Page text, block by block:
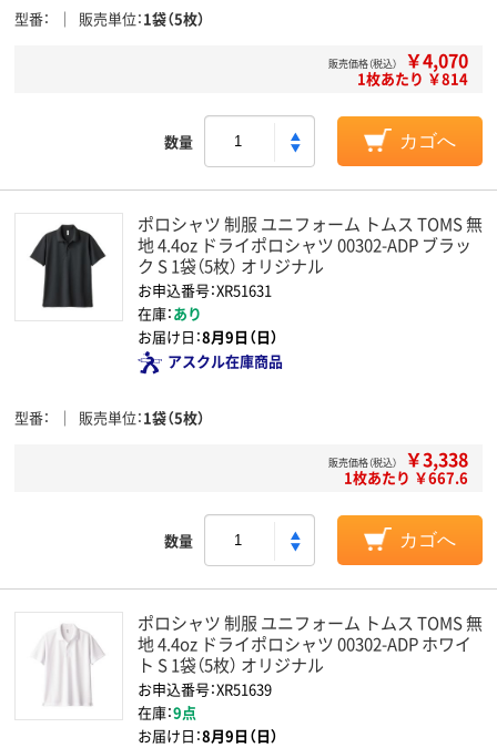
型番 販売単位 1袋（5枚）
販売価格（税込） ￥4,070
1枚あたり ￥814
数量 カゴへ
ポロシャツ 制服 ユニフォーム トムス TOMS 無
地 4.4oz ドライポロシャツ 00302-ADP ブラッ
ク S 1袋（5枚） オリジナル
お申込番号：XR51631
在庫：あり
お届け日：8月9日（日）
アスクル在庫商品
型番 販売単位 1袋（5枚）
販売価格（税込） ￥3,338
1枚あたり ￥667.6
数量 カゴへ
ポロシャツ 制服 ユニフォーム トムス TOMS 無
地 4.4oz ドライポロシャツ 00302-ADP ホワイ
ト S 1袋（5枚） オリジナル
お申込番号：XR51639
在庫：9点
お届け日：8月9日（日）